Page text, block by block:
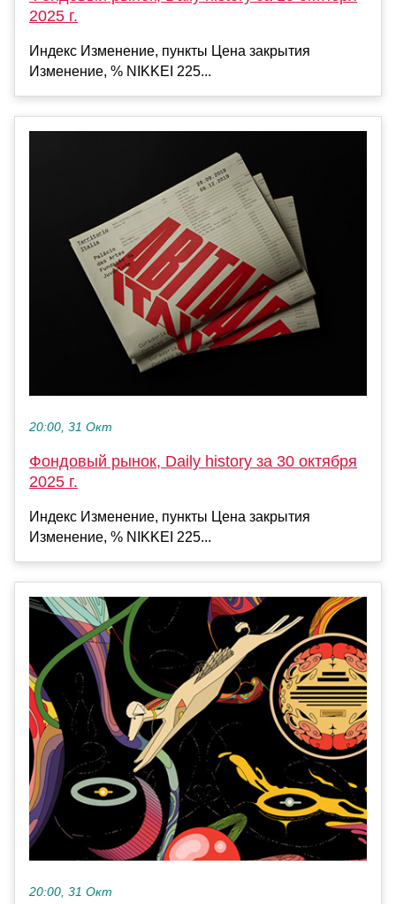
2025 г.
Индекс Изменение, пункты Цена закрытия
Изменение, % NIKKEI 225...
20:00, 31 Окт
Фондовый рынок, Daily history за 30 октября
2025 г.
Индекс Изменение, пункты Цена закрытия
Изменение, % NIKKEI 225...
20:00, 31 Окт